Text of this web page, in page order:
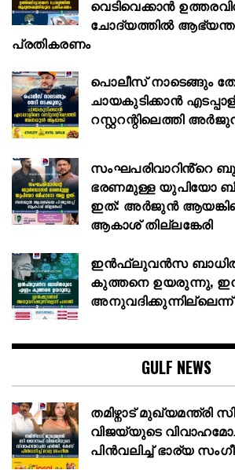
വെടിവെക്കാൻ
ചോദ്യത്തിൽ
പ്രതികരണം
പൊലീസ് നാടെങ്ങും
ചായകുടിക്കാൻ
റസ്റ്ററന്റിലെത്തി
ഭരണമുള്ള യുപിയോ
ഇത്: അര്‍ജുന്‍
ആകാശ് തില്ലങ്കേരി
ഇൻഫ്ലുവൻസ
കുത്തനെ ഉയരുന്നു,
അനുവദിക്കുന്നില്ലെന്ന്
GULF NEWS
തമിഴ്നാട്
വിജയ്‌യുടെ
പിൻവലിച്ച് ഭാര്യ